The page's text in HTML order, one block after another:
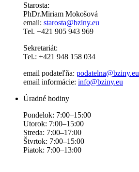
Starosta:
PhDr.Miriam Mokošová
email: starosta@bziny.eu
Tel. +421 905 943 969
Sekretariát:
Tel.: +421 948 158 034
email podateľňa: podatelna@bziny.eu
email informácie: info@bziny.eu
Úradné hodiny
Pondelok: 7:00–15:00
Utorok: 7:00–15:00
Streda: 7:00–17:00
Štvrtok: 7:00–15:00
Piatok: 7:00–13:00